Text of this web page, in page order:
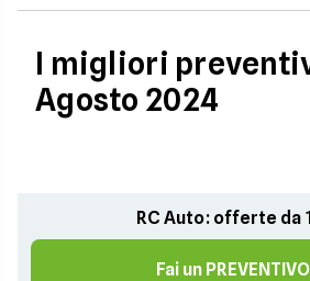
I migliori
Agosto 2024
RC Auto: offerte da
Fai un PREVENTIVO